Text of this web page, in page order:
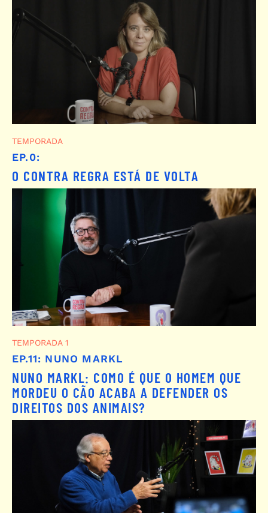
TEMPORADA
EP.0:
O CONTRA REGRA ESTÁ DE VOLTA
TEMPORADA 1
EP.11: NUNO MARKL
NUNO MARKL: COMO É QUE O HOMEM QUE
MORDEU O CÃO ACABA A DEFENDER OS
DIREITOS DOS ANIMAIS?